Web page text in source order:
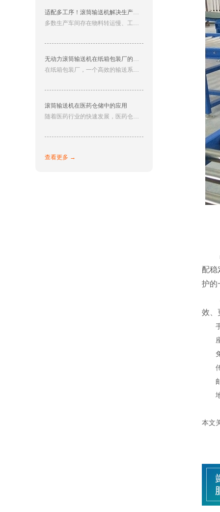
适配多工序！滚筒输送机解决生产车间输送难题
滚筒输送机在医药仓储中的应用
查看更多 →
配稳
护的
效、
本文